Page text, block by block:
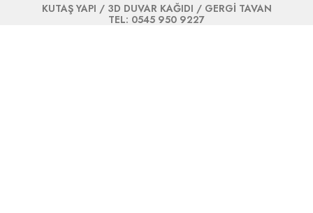
KUTAŞ YAPI / 3D DUVAR KAĞIDI / GERGİ TAVAN
TEL: 0545 950 9227